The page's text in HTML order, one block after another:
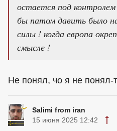
остается под
бы патом давить было
силы ! когда европа
смысле !
Не понял, чо я не понял-
Salimi from iran
15 июня 2025 12:42